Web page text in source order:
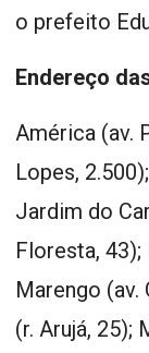
o prefeito
Endereço
América (av.
Lopes,
Jardim do
Floresta, 43);
Marengo (av.
(r. Arujá, 25);